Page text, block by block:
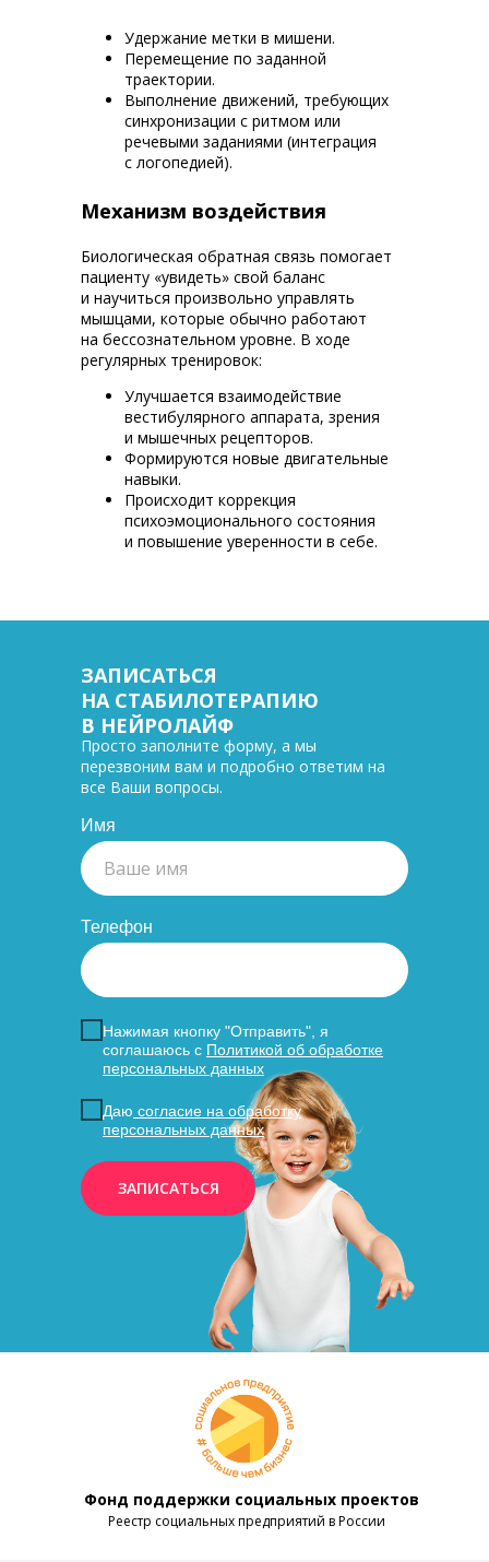
Механизм воздействия
Биологическая обратная связь помогает
пациенту «увидеть» свой баланс
и научиться произвольно управлять
мышцами, которые обычно работают
на бессознательном уровне. В ходе
регулярных тренировок:
Улучшается взаимодействие
вестибулярного аппарата, зрения
и мышечных рецепторов.
Формируются новые двигательные
навыки.
Происходит коррекция
психоэмоционального состояния
и повышение уверенности в себе.
Удержание метки в мишени.
Перемещение по заданной
траектории.
Выполнение движений, требующих
синхронизации с ритмом или
речевыми заданиями (интеграция
с логопедией).
ЗАПИСАТЬСЯ
НА СТАБИЛОТЕРАПИЮ
В НЕЙРОЛАЙФ
Просто заполните форму, а мы
перезвоним вам и подробно ответим на
все Ваши вопросы.
Имя
Телефон
Нажимая кнопку "Отправить", я
соглашаюсь с Политикой об обработке
персональных данных
Даю согласие на обработку
персональных данных
ЗАПИСАТЬСЯ
Реестр социальных предприятий в России
Фонд поддержки социальных проектов